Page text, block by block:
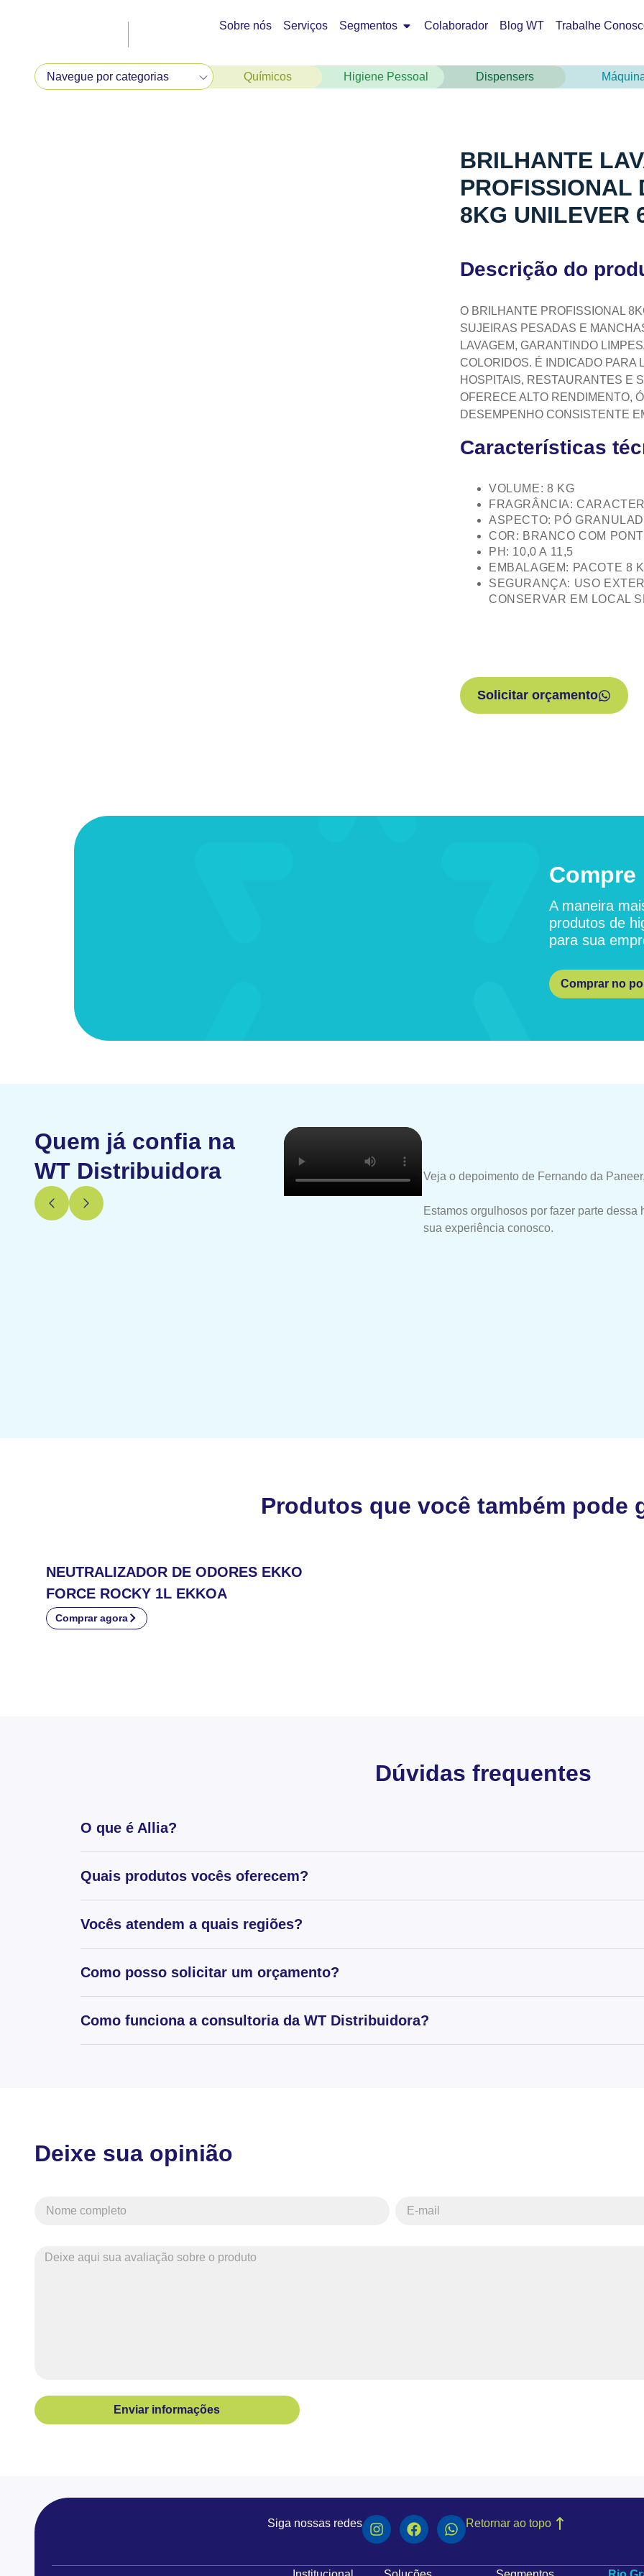
Sobre nós Serviços Segmentos Colaborador Blog WT Trabalhe
Químicos Higiene Pessoal Dispensers
BRILHANTE
PROFISSIONAL
8KG UNILEVER
Descrição do
O BRILHANTE PROFISSIONAL
SUJEIRAS PESADAS E
LAVAGEM, GARANTINDO
COLORIDOS. É INDICADO PARA
HOSPITAIS, RESTAURANTES E
OFERECE ALTO RENDIMENTO,
DESEMPENHO CONSISTENTE
Características
VOLUME: 8 KG
FRAGRÂNCIA:
ASPECTO: PÓ
COR: BRANCO COM
PH: 10,0 A 11,5
EMBALAGEM: PACOTE 8
SEGURANÇA: USO
CONSERVAR EM LOCAL
Solicitar orçamento
Compre
A maneira
produtos de
para sua
Comprar no
Quem já confia na
WT Distribuidora
Veja o depoimento de Fernando da
Estamos orgulhosos por fazer parte
sua experiência conosco.
Produtos que você também pode
NEUTRALIZADOR DE ODORES EKKO
FORCE ROCKY 1L EKKOA
Comprar agora
Dúvidas frequentes
O que é Allia?
Quais produtos vocês oferecem?
Vocês atendem a quais regiões?
Como posso solicitar um orçamento?
Como funciona a consultoria da WT Distribuidora?
Deixe sua opinião
Enviar informações
Siga nossas redes Retornar ao topo